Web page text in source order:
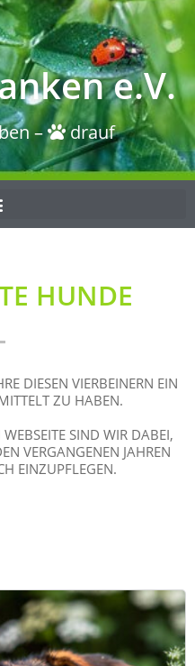
e.V.
– drauf
HUNDE
DIESEN VIERBEINERN EIN
ZU HABEN.
SIND WIR DABEI,
VERGANGENEN JAHREN
EINZUPFLEGEN.